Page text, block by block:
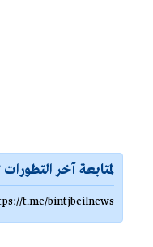
لمتابعة آخر
t.me/bintjbeilnews